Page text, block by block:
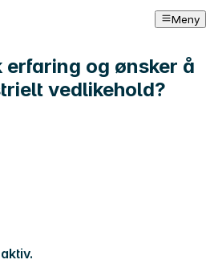
Meny
erfaring og ønsker å
vedlikehold?